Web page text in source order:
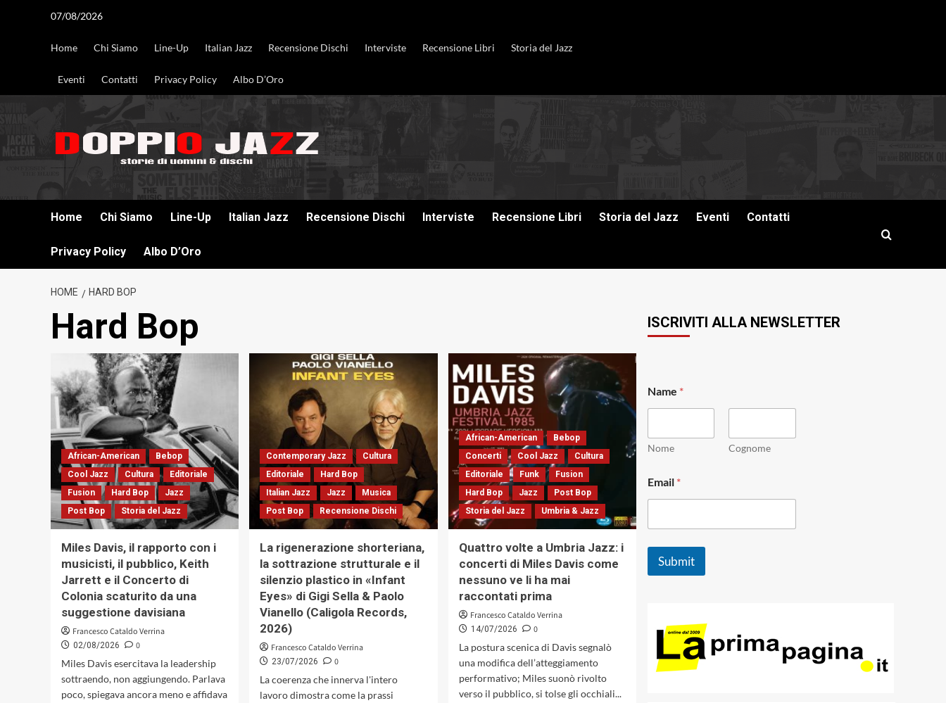
07/08/2026
Home Chi Siamo Line-Up Italian Jazz Recensione Dischi Interviste Recensione Libri Storia del Jazz
Eventi Contatti Privacy Policy Albo D’Oro
Home Chi Siamo Line-Up Italian Jazz Recensione Dischi Interviste Recensione Libri Storia del Jazz Eventi Contatti
Privacy Policy Albo D’Oro
HOME HARD BOP
Hard Bop
African-American
Bebop
Cool Jazz
Cultura
Editoriale
Fusion
Hard Bop
Jazz
Post Bop
Storia del Jazz
Miles Davis, il rapporto con i
musicisti, il pubblico, Keith
Jarrett e il Concerto di
Colonia scaturito da una
suggestione davisiana
Francesco Cataldo Verrina
02/08/2026
0
Miles Davis esercitava la leadership
sottraendo, non aggiungendo. Parlava
poco, spiegava ancora meno e affidava
Contemporary Jazz
Cultura
Editoriale
Hard Bop
Italian Jazz
Jazz
Musica
Post Bop
Recensione Dischi
La rigenerazione shorteriana,
la sottrazione strutturale e il
silenzio plastico in «Infant
Eyes» di Gigi Sella & Paolo
Vianello (Caligola Records,
2026)
Francesco Cataldo Verrina
23/07/2026
0
La coerenza che innerva l'intero
lavoro dimostra come la prassi
African-American
Bebop
Concerti
Cool Jazz
Cultura
Editoriale
Funk
Fusion
Hard Bop
Jazz
Post Bop
Storia del Jazz
Umbria & Jazz
Quattro volte a Umbria Jazz: i
concerti di Miles Davis come
nessuno ve li ha mai
raccontati prima
Francesco Cataldo Verrina
14/07/2026
0
La postura scenica di Davis segnalò
una modifica dell’atteggiamento
performativo; Miles suonò rivolto
verso il pubblico, si tolse gli occhiali...
ISCRIVITI ALLA NEWSLETTER
a
m
E
m
l
E
a
Name *
Nome Cognome
Email *
Submit